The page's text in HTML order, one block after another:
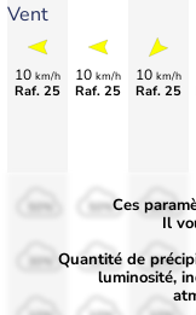
Vent
10 km/h
Raf. 25
10 km/h
Raf. 25
10 km/h
Raf. 25
50%
30%
50%
30%
Ces
Il
Quantité de
luminosité,